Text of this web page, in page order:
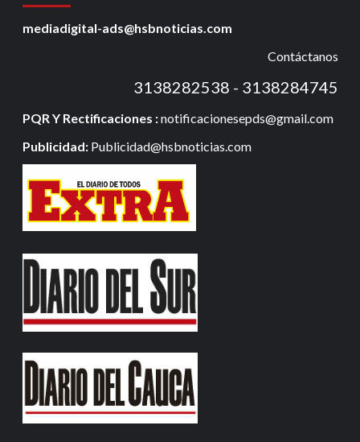
mediadigital-ads@hsbnoticias.com
Contáctanos
3138282538 - 3138284745
PQR Y Rectificaciones :notificacionesepds@gmail.com
Publicidad: Publicidad@hsbnoticias.com